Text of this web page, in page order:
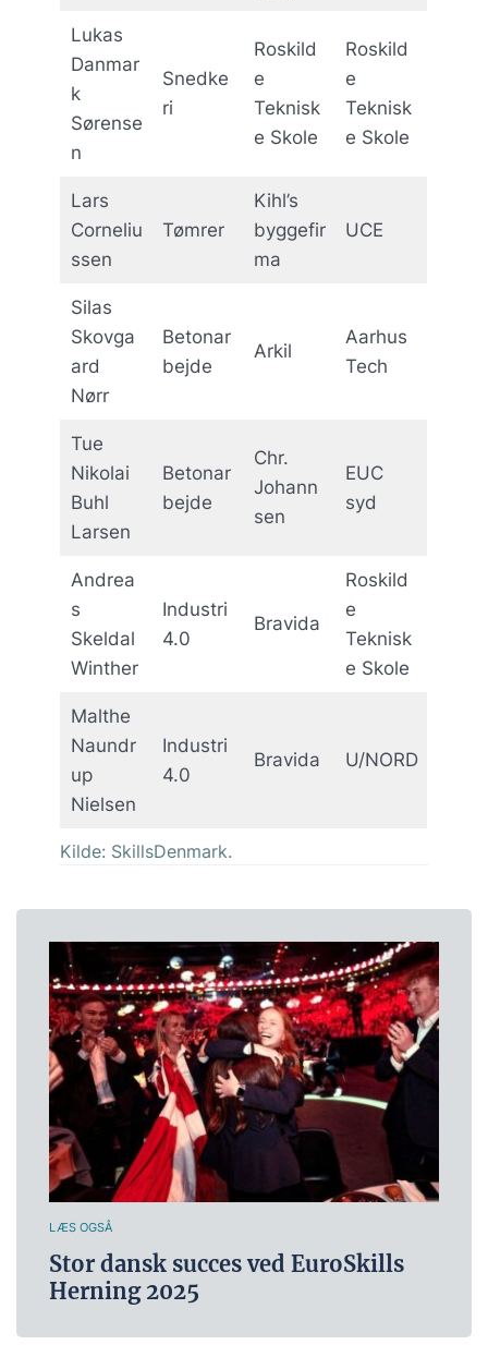
Lukas
Danmar
k
Sørense
n
Snedke
ri
Roskild
e
Teknisk
e Skole
Roskild
e
Teknisk
e Skole
Lars
Corneliu
ssen
Tømrer
Kihl’s
byggefir
ma
UCE
Silas
Skovga
ard
Nørr
Betonar
bejde
Arkil
Aarhus
Tech
Tue
Nikolai
Buhl
Larsen
Betonar
bejde
Chr.
Johann
sen
EUC
syd
Andrea
s
Skeldal
Winther
Industri
4.0
Bravida
Roskild
e
Teknisk
e Skole
Malthe
Naundr
up
Nielsen
Industri
4.0
Bravida U/NORD
Kilde: SkillsDenmark.
LÆS OGSÅ
Stor dansk succes ved EuroSkills
Herning 2025